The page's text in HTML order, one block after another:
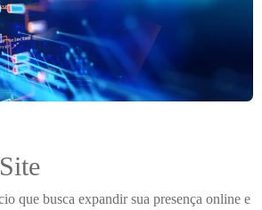
que busca expandir sua presença online e